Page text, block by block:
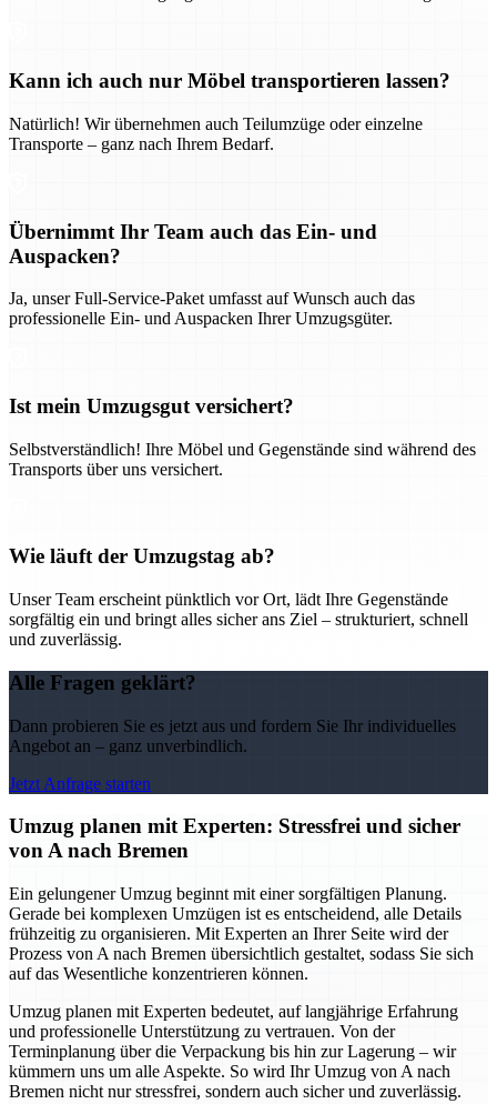
Kann ich auch nur Möbel transportieren lassen?
Natürlich! Wir übernehmen auch Teilumzüge oder einzelne
Transporte – ganz nach Ihrem Bedarf.
Übernimmt Ihr Team auch das Ein- und
Auspacken?
Ja, unser Full-Service-Paket umfasst auf Wunsch auch das
professionelle Ein- und Auspacken Ihrer Umzugsgüter.
Ist mein Umzugsgut versichert?
Selbstverständlich! Ihre Möbel und Gegenstände sind während des
Transports über uns versichert.
Wie läuft der Umzugstag ab?
Unser Team erscheint pünktlich vor Ort, lädt Ihre Gegenstände
sorgfältig ein und bringt alles sicher ans Ziel – strukturiert, schnell
und zuverlässig.
Alle Fragen geklärt?
Dann probieren Sie es jetzt aus und fordern Sie Ihr individuelles
Angebot an – ganz unverbindlich.
Jetzt Anfrage starten
Umzug planen mit Experten: Stressfrei und sicher
von A nach Bremen
Ein gelungener Umzug beginnt mit einer sorgfältigen Planung.
Gerade bei komplexen Umzügen ist es entscheidend, alle Details
frühzeitig zu organisieren. Mit Experten an Ihrer Seite wird der
Prozess von A nach Bremen übersichtlich gestaltet, sodass Sie sich
auf das Wesentliche konzentrieren können.
Umzug planen mit Experten bedeutet, auf langjährige Erfahrung
und professionelle Unterstützung zu vertrauen. Von der
Terminplanung über die Verpackung bis hin zur Lagerung – wir
kümmern uns um alle Aspekte. So wird Ihr Umzug von A nach
Bremen nicht nur stressfrei, sondern auch sicher und zuverlässig.